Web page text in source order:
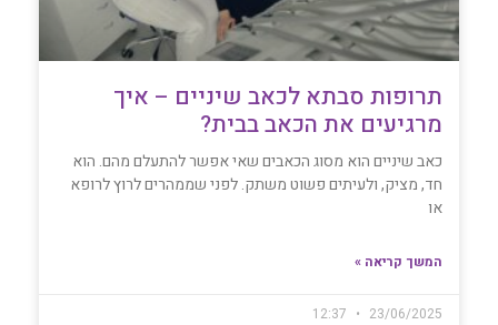
תרופות סבתא לכאב שיניים – איך
מרגיעים את הכאב בבית?
כאב שיניים הוא מסוג הכאבים שאי אפשר להתעלם מהם. הוא
חד, מציק, ולעיתים פשוט משתק. לפני שממהרים לרוץ לרופא
או
המשך קריאה »
23/06/2025